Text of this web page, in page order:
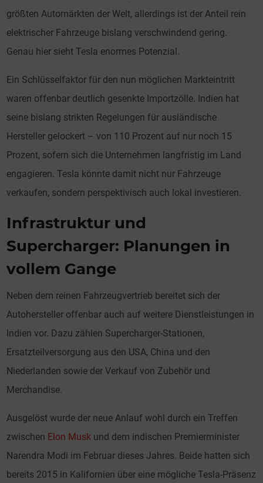
größten Automärkten der Welt, allerdings ist der Anteil rein
elektrischer Fahrzeuge bislang verschwindend gering.
Genau hier sieht Tesla enormes Potenzial.
Ein Schlüsselfaktor für den nun möglichen Markteintritt
waren offenbar deutlich gesenkte Importzölle. Indien hat
seine bislang strikten Regelungen für ausländische
Hersteller gelockert – von 110 Prozent auf nur noch 15
Prozent, sofern sich die Unternehmen langfristig im Land
engagieren. Tesla könnte damit nicht nur Fahrzeuge
verkaufen, sondern perspektivisch auch lokal investieren.
Infrastruktur und
Supercharger: Planungen in
vollem Gange
Neben dem reinen Fahrzeugvertrieb bereitet sich der
Autohersteller offenbar auch auf weitere Dienstleistungen in
Indien vor. Dazu zählen Supercharger-Stationen,
Ersatzteilversorgung aus den USA, China und den
Niederlanden sowie der Verkauf von Zubehör und
Merchandise.
Ausgelöst wurde der neue Anlauf wohl durch ein Treffen
zwischen Elon Musk und dem indischen Premierminister
Narendra Modi im Februar dieses Jahres. Beide hatten sich
bereits 2015 in Kalifornien über eine mögliche Tesla-Präsenz